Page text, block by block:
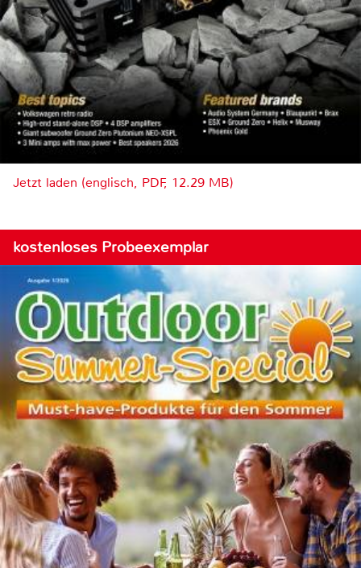
Jetzt laden (englisch, PDF, 12.29 MB)
kostenloses Probeexemplar